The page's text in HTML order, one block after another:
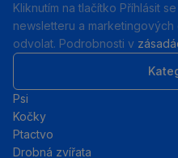
Kliknutím na tlačítko Příhlásit
newsletteru a
odvolat. Podrobnosti v
Psi
Kočky
Ptactvo
Drobná zvířata